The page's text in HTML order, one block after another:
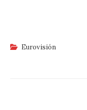
Eurovisión